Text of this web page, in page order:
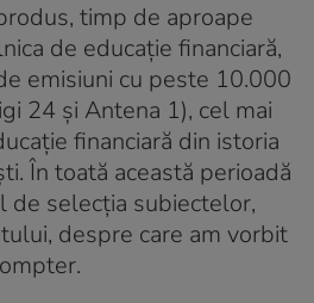
timp de aproape
de educație financiară,
emisiuni cu peste 10.000
24 și Antena 1), cel mai
financiară din istoria
În toată această perioadă
de selecția subiectelor,
despre care am vorbit